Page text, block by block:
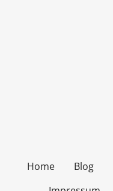
Home Blog